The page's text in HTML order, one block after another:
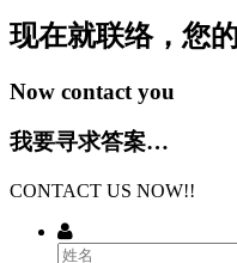
现在就联络，您
Now contact you
我要寻求答案…
CONTACT US NOW!!